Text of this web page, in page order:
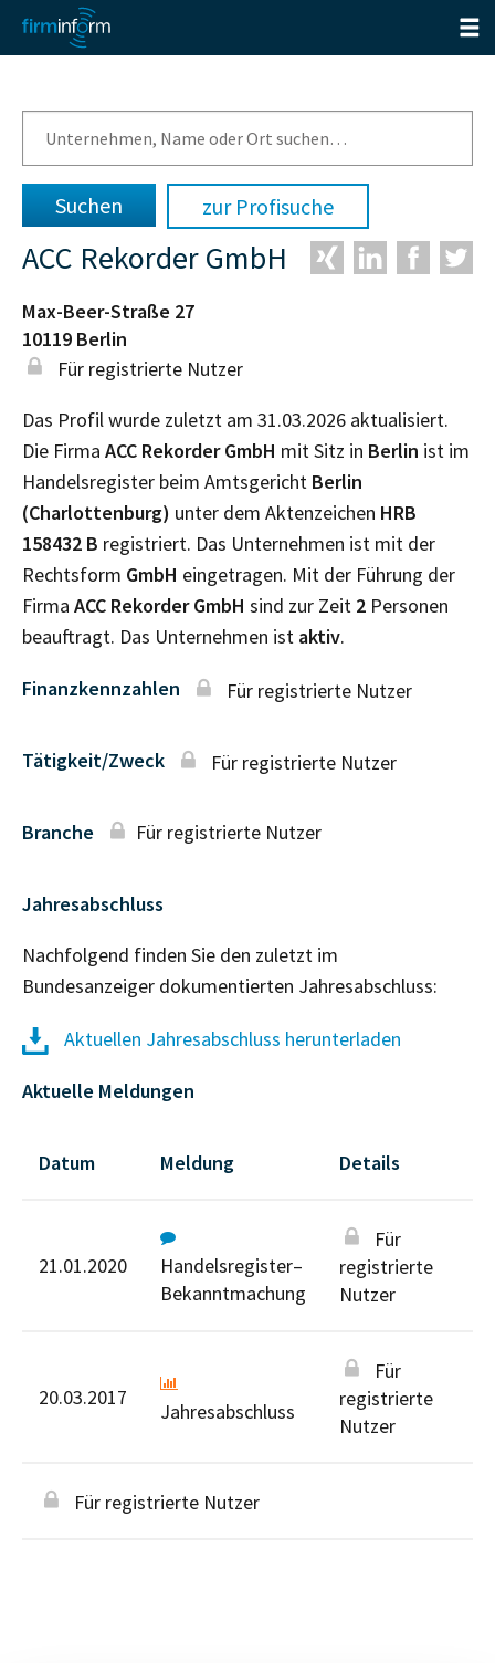
zur Profisuche
ACC Rekorder GmbH
Max-Beer-Straße 27
10119 Berlin
Für registrierte Nutzer
Das Profil wurde zuletzt am 31.03.2026 aktualisiert.
Die Firma ACC Rekorder GmbH mit Sitz in Berlin ist im
Handelsregister beim Amtsgericht Berlin
(Charlottenburg) unter dem Aktenzeichen HRB
158432 B registriert. Das Unternehmen ist mit der
Rechtsform GmbH eingetragen. Mit der Führung der
Firma ACC Rekorder GmbH sind zur Zeit 2 Personen
beauftragt. Das Unternehmen ist aktiv.
Finanzkennzahlen Für registrierte Nutzer
Tätigkeit/Zweck Für registrierte Nutzer
Branche Für registrierte Nutzer
Jahresabschluss
Nachfolgend finden Sie den zuletzt im
Bundesanzeiger dokumentierten Jahresabschluss:
Aktuellen Jahresabschluss herunterladen
Aktuelle Meldungen
Datum Meldung Details
21.01.2020
Handelsregister–
Bekanntmachung
Für
registrierte
Nutzer
20.03.2017
Jahresabschluss
Für
registrierte
Nutzer
Für registrierte Nutzer